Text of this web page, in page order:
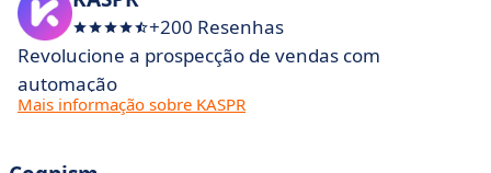
+200 Resenhas
Revolucione a prospecção de vendas com
automação
Mais informação sobre KASPR